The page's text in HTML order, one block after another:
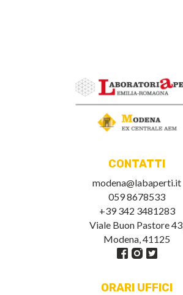
CONTATTI
modena@labaperti.it
059 8678533
+39 342 3481283
Viale Buon Pastore 43,
Modena, 41125
ORARI UFFICI